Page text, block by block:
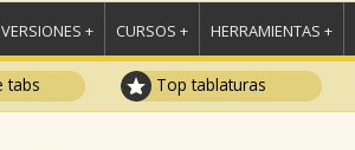
VERSIONES + CURSOS + HERRAMIENTAS +
tabs Top tablaturas